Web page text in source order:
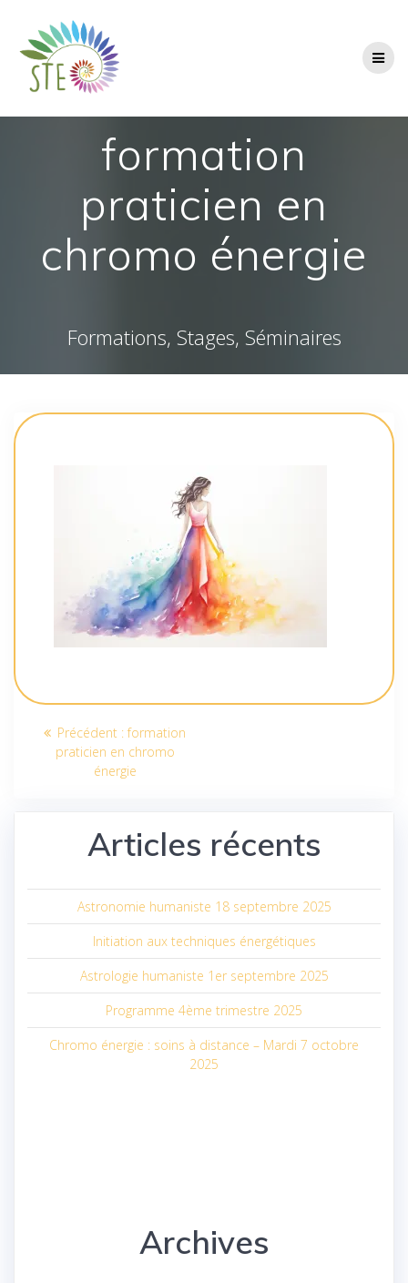
formation
praticien en
chromo énergie
Formations, Stages, Séminaires
Navigation
Précédent :Article
précédent
:
formation
praticien en chromo
énergie
Articles récents
Astronomie humaniste 18 septembre 2025
Initiation aux techniques énergétiques
Astrologie humaniste 1er septembre 2025
Programme 4ème trimestre 2025
Chromo énergie : soins à distance – Mardi 7 octobre
2025
Archives